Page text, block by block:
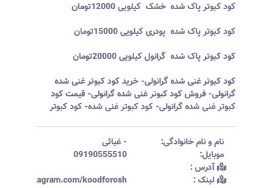
کود کبوتر پاک شده خشک کیلویی 12000تومان
کود کبوتر پاک شده پودری کیلویی 15000تومان
کود کبوتر پاک شده گرانول کیلویی 20000تومان
کود کبوتر غنی شده گرانولی- خرید کود کبوتر غنی شده
گرانولی- فروش کود کبوتر غنی شده گرانولی- قیمت کود
کبوتر غنی شده گرانولی- کود کبوتر غنی شده- کود کبوتر
نام و نام خانوادگی:‌ - غیاثی
موبایل:‌
09190555510
آدرس :‌
لینک :‌
instagram.com/koodforosh